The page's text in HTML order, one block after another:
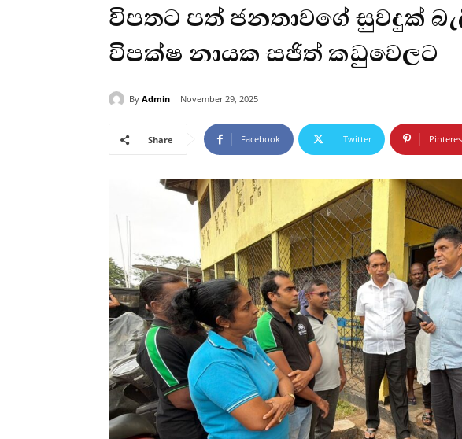
විපතට පත් ජනතාවගේ සුවදුක්
විපක්ෂ නායක සජිත් කඩුවෙලට
By Admin November 29, 2025
Share Facebook Twitter